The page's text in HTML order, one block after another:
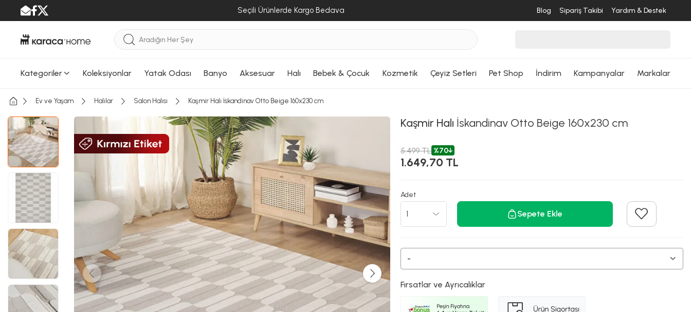
Seçili Ürünlerde Kargo Bedava Blog Sipariş Takibi Yardım & Destek
Kategoriler Koleksiyonlar Yatak Odası Banyo Aksesuar Halı Bebek & Çocuk Kozmetik Çeyiz Setleri Pet Shop İndirim Kampanyalar Markalar
Ev ve Yaşam Halılar Salon Halısı Kaşmir Halı İskandinav Otto Beige 160x230 cm
Kaşmir Halı İskandinav Otto Beige 160x230 cm
5.499 TL %70
1.649,70 TL
Adet
Sepete Ekle
-
Fırsatlar ve Ayrıcalıklar